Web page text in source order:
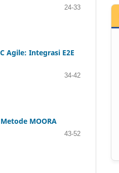
24-33
Agile: Integrasi E2E
34-42
MOORA
43-52